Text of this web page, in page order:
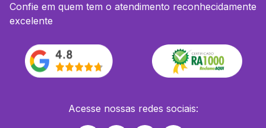
Confie em quem tem o atendimento reconhecidamente
excelente
Acesse nossas redes sociais: